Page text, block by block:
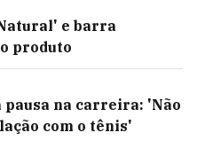
e barra
produto
pausa na carreira: 'Não
com o tênis'